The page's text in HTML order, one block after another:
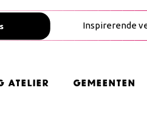
Inspirerende
Atelier Gemeenten